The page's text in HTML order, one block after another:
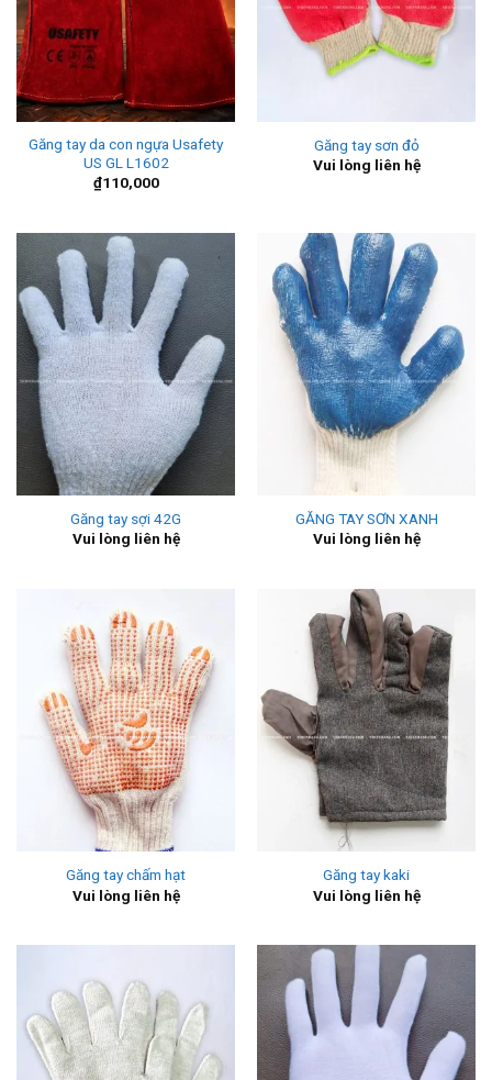
Găng tay da con ngựa Usafety
US GL L1602
₫110,000
Găng tay sơn đỏ
Vui lòng liên hệ
Găng tay sợi 42G
Vui lòng liên hệ
GĂNG TAY SƠN XANH
Vui lòng liên hệ
Găng tay chấm hạt
Vui lòng liên hệ
Găng tay kaki
Vui lòng liên hệ